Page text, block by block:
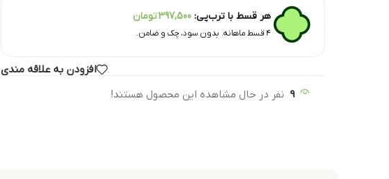
هر قسط با ترب‌پی: 397,500تومان
۴ قسط ماهانه. بدون سود، چک و ضامن.
افزودن به علاقه مندی
9 نفر در حال مشاهده این محصول هستند!